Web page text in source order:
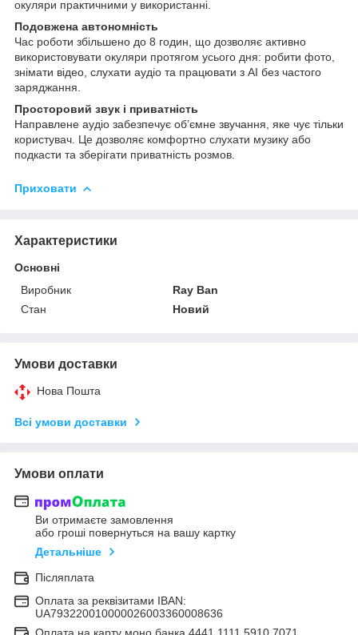
окуляри практичними у використанні.
Подовжена автономність
Час роботи збільшено до 8 годин, що дозволяє активно
використовувати окуляри протягом усього дня: робити фото,
знімати відео, слухати аудіо та працювати з AI без частого
заряджання.
Просторовий звук і приватність
Направлене аудіо забезпечує об’ємне звучання, яке чує тільки
користувач. Це дозволяє комфортно слухати музику або
подкасти та зберігати приватність розмов.
Приховати
Характеристики
Основні
Виробник
Ray Ban
Стан
Новий
Умови доставки
Нова Пошта
Всі умови доставки
Умови оплати
Ви отримаєте замовлення
або гроші повернуться на вашу картку
Детальніше
Післяплата
Оплата за реквізитами IBAN:
UA793220010000026003360008636